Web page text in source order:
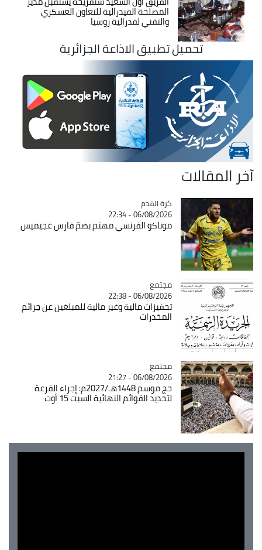
المصلحة الفيدرالية للتعاون العسكري
والتقني لفدرالية روسيا
تحميل تطبيق الاذاعة الجزائرية
آخر المقالات
Catégorie
كرة القدم
06/08/2026 - 22:34
موناكو الفرنسي مهتم بضمّ فارس غجيميس
Catégorie
مجتمع
06/08/2026 - 22:38
تحفيزات مالية وغير مالية للمبلغين عن جرائم
المخدرات
Catégorie
مجتمع
06/08/2026 - 21:27
حج موسم 1448هـ/2027م: إجراء القرعة
لتحديد القوائم النهائية السبت 15 أوت